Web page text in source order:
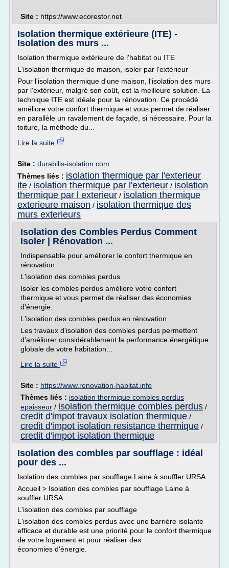
Site : https://www.ecorestor.net
Isolation thermique extérieure (ITE) -
Isolation des murs ...
Isolation thermique extérieure de l'habitat ou ITE
L'isolation thermique de maison, isoler par l'extérieur
Pour l'isolation thermique d'une maison, l'isolation des murs
par l'extérieur, malgré son coût, est la meilleure solution. La
technique ITE est idéale pour la rénovation. Ce procédé
améliore votre confort thermique et vous permet de réaliser
en parallèle un ravalement de façade, si nécessaire. Pour la
toiture, la méthode du...
Lire la suite
Site : durabilis-isolation.com
Thèmes liés : isolation thermique par l'exterieur
ite / isolation thermique par l'exterieur / isolation
thermique par l exterieur / isolation thermique
exterieure maison / isolation thermique des
murs exterieurs
Isolation des Combles Perdus Comment
Isoler | Rénovation ...
Indispensable pour améliorer le confort thermique en
rénovation
L'isolation des combles perdus
Isoler les combles perdus améliore votre confort
thermique et vous permet de réaliser des économies
d'énergie.
L'isolation des combles perdus en rénovation
Les travaux d'isolation des combles perdus permettent
d'améliorer considérablement la performance énergétique
globale de votre habitation...
Lire la suite
Site : https://www.renovation-habitat.info
Thèmes liés : isolation thermique combles perdus
epaisseur / isolation thermique combles perdus /
credit d'impot travaux isolation thermique /
credit d'impot isolation resistance thermique /
credit d'impot isolation thermique
Isolation des combles par soufflage : idéal
pour des ...
Isolation des combles par soufflage Laine à souffler URSA
Accueil > Isolation des combles par soufflage Laine à
souffler URSA
L'isolation des combles par soufflage
L'isolation des combles perdus avec une barrière isolante
efficace et durable est une priorité pour le confort thermique
de votre logement et pour réaliser des
économies d'énergie.